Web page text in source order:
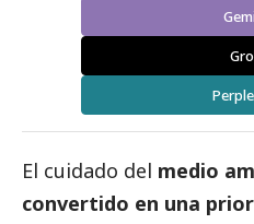
El cuidado del medio
convertido en una